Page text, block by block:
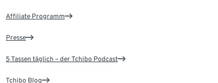
Affiliate Programm
Presse
5 Tassen täglich – der Tchibo Podcast
Tchibo Blog